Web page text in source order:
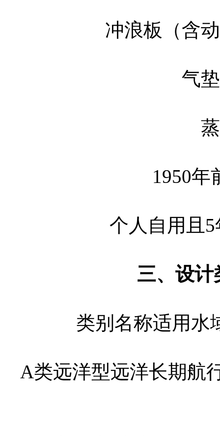
冲浪板（含
气
1950年
个人自用且
三、设计
类别名称适用水
A类远洋型远洋长期航